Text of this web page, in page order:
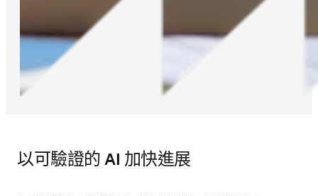
以可驗證的 AI 加快進展